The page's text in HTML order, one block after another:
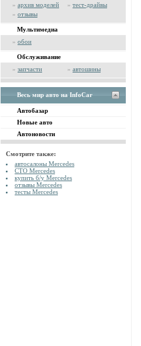
» архив моделей » тест-драйвы
» отзывы
Мультимедиа
» обои
Обслуживание
» запчасти » автошины
Весь мир авто на InfoCar
Автобазар
Новые авто
Автоновости
Смотрите также:
автосалоны Mercedes
СТО Mercedes
купить б/у Mercedes
отзывы Mercedes
тесты Mercedes